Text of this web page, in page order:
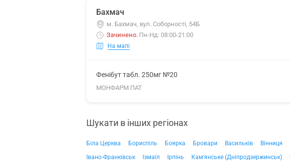
Бахмач
м. Бахмач, вул. Соборності, 54Б
Зачинено. Пн-Нд: 08:00-21:00
На мапі
Фенібут табл. 250мг №20
МОНФАРМ ПАТ
Шукати в інших регіонах
Біла Церква Бориспіль Боярка Бровари Васильків Вінниця
Івано-Франківськ
Ізмаїл Ірпінь Кам'янське (Дніпродзержинськ)